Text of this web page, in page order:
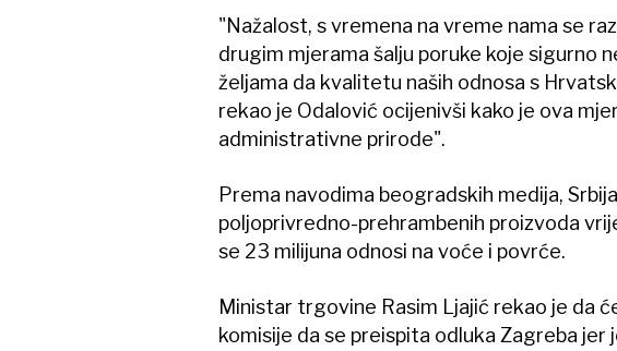
"Nažalost, s vremena na vreme nama se
drugim mjerama šalju poruke koje sigurno
željama da kvalitetu naših odnosa s
rekao je Odalović ocijenivši kako je ova
administrativne prirode".
Prema navodima beogradskih medija,
poljoprivredno-prehrambenih proizvoda
se 23 milijuna odnosi na voće i povrće.
Ministar trgovine Rasim Ljajić rekao je da
komisije da se preispita odluka Zagreba jer